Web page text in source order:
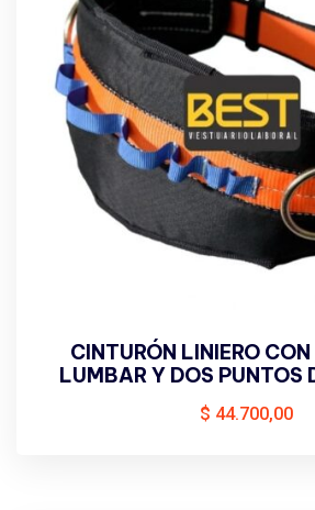
CINTURÓN LINIERO
LUMBAR Y DOS PUNTOS
$ 44.700,00